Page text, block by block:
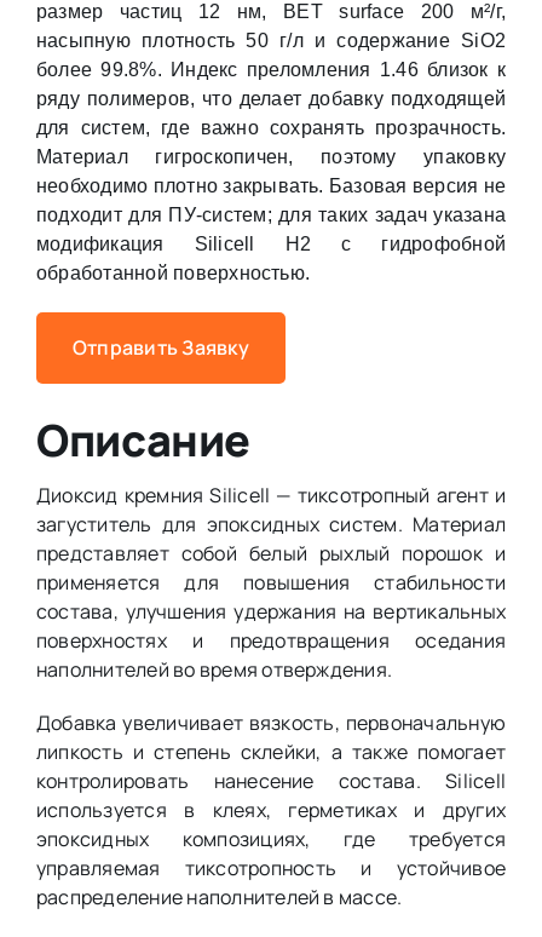
размер частиц 12 нм, BET surface 200 м²/г,
насыпную плотность 50 г/л и содержание SiO2
более 99.8%. Индекс преломления 1.46 близок к
ряду полимеров, что делает добавку подходящей
для систем, где важно сохранять прозрачность.
Материал гигроскопичен, поэтому упаковку
необходимо плотно закрывать. Базовая версия не
подходит для ПУ-систем; для таких задач указана
модификация Silicell H2 с гидрофобной
обработанной поверхностью.
Отправить Заявку
Описание
Диоксид кремния Silicell — тиксотропный агент и
загуститель для эпоксидных систем. Материал
представляет собой белый рыхлый порошок и
применяется для повышения стабильности
состава, улучшения удержания на вертикальных
поверхностях и предотвращения оседания
наполнителей во время отверждения.
Добавка увеличивает вязкость, первоначальную
липкость и степень склейки, а также помогает
контролировать нанесение состава. Silicell
используется в клеях, герметиках и других
эпоксидных композициях, где требуется
управляемая тиксотропность и устойчивое
распределение наполнителей в массе.